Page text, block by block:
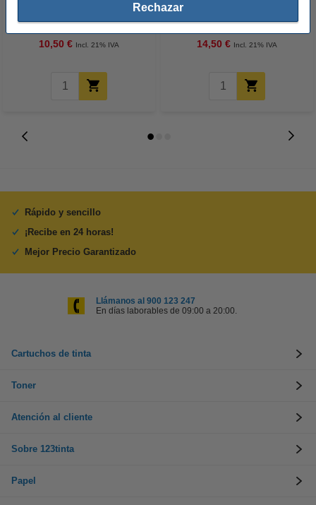
Rechazar
Premium Glossy brillo alto | 10 x
15 cm | 260g | 100 hojas
10,50 € Incl. 21% IVA
Power AA - LR06 - MN1500 - 24
unidades
14,50 € Incl. 21% IVA
Rápido y sencillo
¡Recibe en 24 horas!
Mejor Precio Garantizado
Llámanos al 900 123 247
En días laborables de 09:00 a 20:00.
Cartuchos de tinta
Toner
Atención al cliente
Sobre 123tinta
Papel